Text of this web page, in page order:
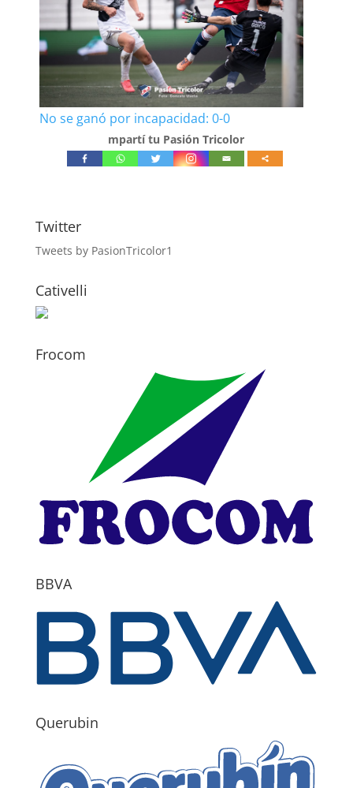
No se ganó por incapacidad: 0-0
mpartí tu Pasión Tricolor
Twitter
Tweets by PasionTricolor1
Cativelli
Frocom
BBVA
Querubin